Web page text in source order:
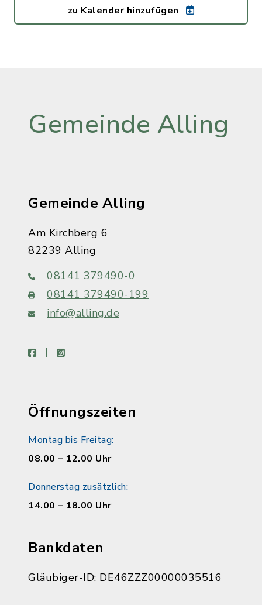
zu Kalender hinzufügen
Gemeinde Alling
Gemeinde Alling
Am Kirchberg 6
82239 Alling
08141 379490-0
08141 379490-199
info@alling.de
facebookinstagram
Öffnungszeiten
Montag bis Freitag:
08.00 – 12.00 Uhr
Donnerstag zusätzlich:
14.00 – 18.00 Uhr
Bankdaten
Gläubiger-ID: DE46ZZZ00000035516